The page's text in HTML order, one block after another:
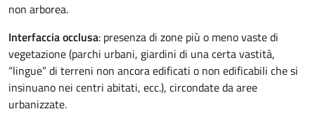
non arborea.
Interfaccia occlusa: presenza di zone più o meno vaste di
vegetazione (parchi urbani, giardini di una certa vastità,
“lingue” di terreni non ancora edificati o non edificabili che si
insinuano nei centri abitati, ecc.), circondate da aree
urbanizzate.